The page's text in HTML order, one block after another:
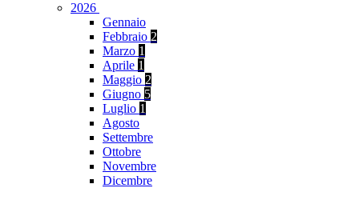
2026
Gennaio
Febbraio 2
Marzo 1
Aprile 1
Maggio 2
Giugno 5
Luglio 1
Agosto
Settembre
Ottobre
Novembre
Dicembre